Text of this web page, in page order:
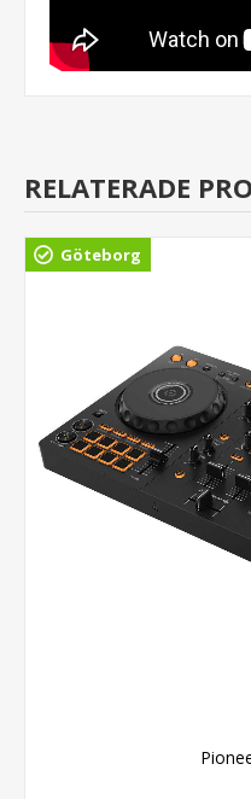
RELATERADE
Göteborg